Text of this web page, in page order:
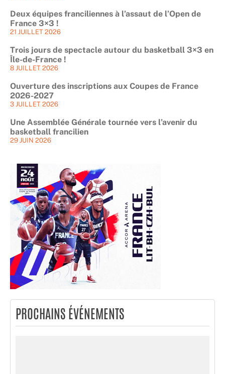
Deux équipes franciliennes à l’assaut de l’Open de
France 3×3 !
21 JUILLET 2026
Trois jours de spectacle autour du basketball 3×3 en
Île-de-France !
8 JUILLET 2026
Ouverture des inscriptions aux Coupes de France
2026-2027
3 JUILLET 2026
Une Assemblée Générale tournée vers l’avenir du
basketball francilien
29 JUIN 2026
PROCHAINS ÉVÉNEMENTS